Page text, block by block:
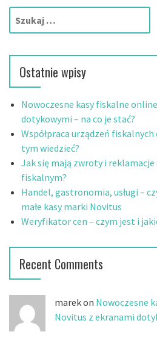
t
s
n
a
v
i
g
a
i
o
n
k
j
Ostatnie wpisy
Nowoczesne kasy fiskalne
dotykowymi – na co je stać?
Współpraca urządzeń
tym wiedzieć?
Jak się mają zwroty i
fiskalnym?
Handel, gastronomia, usługi –
małe kasy marki Novitus
Weryfikator cen – czym jest i
Recent Comments
marek on Nowoczesne
Novitus z ekranami